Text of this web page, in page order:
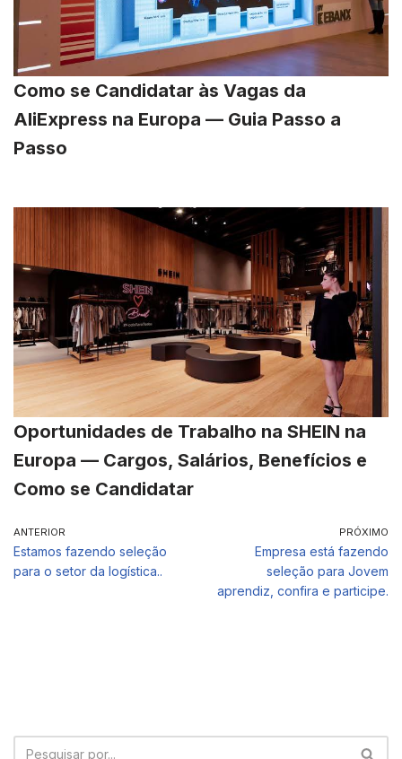
Como se Candidatar às Vagas da
AliExpress na Europa — Guia Passo a
Passo
Oportunidades de Trabalho na SHEIN na
Europa — Cargos, Salários, Benefícios e
Como se Candidatar
ANTERIOR
Estamos fazendo seleção
para o setor da logística..
PRÓXIMO
Empresa está fazendo
seleção para Jovem
aprendiz, confira e participe.